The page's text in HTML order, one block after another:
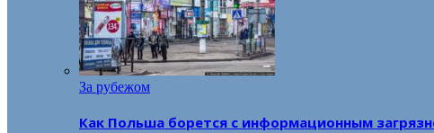
За рубежом
Как Польша борется с информационным